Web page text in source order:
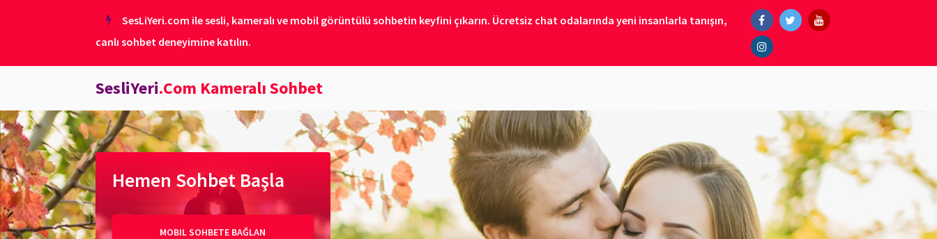
SesLiYeri.com ile sesli, kameralı ve mobil görüntülü sohbetin keyfini çıkarın. Ücretsiz chat odalarında yeni insanlarla tanışın,
canlı sohbet deneyimine katılın.
SesliYeri.Com Kameralı Sohbet
Hemen Sohbet Başla
MOBIL SOHBETE BAĞLAN